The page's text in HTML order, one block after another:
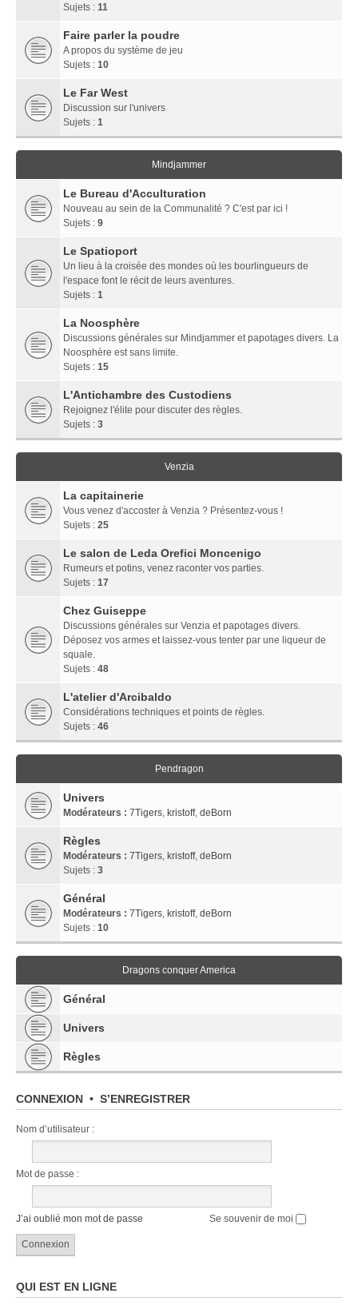
Sujets : 11
Faire parler la poudre
A propos du système de jeu
Sujets : 10
Le Far West
Discussion sur l'univers
Sujets : 1
Mindjammer
Le Bureau d'Acculturation
Nouveau au sein de la Communalité ? C'est par ici !
Sujets : 9
Le Spatioport
Un lieu à la croisée des mondes où les bourlingueurs de
l'espace font le récit de leurs aventures.
Sujets : 1
La Noosphère
Discussions générales sur Mindjammer et papotages divers. La
Noosphère est sans limite.
Sujets : 15
L'Antichambre des Custodiens
Rejoignez l'élite pour discuter des règles.
Sujets : 3
Venzia
La capitainerie
Vous venez d'accoster à Venzia ? Présentez-vous !
Sujets : 25
Le salon de Leda Orefici Moncenigo
Rumeurs et potins, venez raconter vos parties.
Sujets : 17
Chez Guiseppe
Discussions générales sur Venzia et papotages divers.
Déposez vos armes et laissez-vous tenter par une liqueur de
squale.
Sujets : 48
L'atelier d'Arcibaldo
Considérations techniques et points de règles.
Sujets : 46
Pendragon
Univers
Modérateurs : 7Tigers, kristoff, deBorn
Règles
Modérateurs : 7Tigers, kristoff, deBorn
Sujets : 3
Général
Modérateurs : 7Tigers, kristoff, deBorn
Sujets : 10
Dragons conquer America
Général
Univers
Règles
CONNEXION • S’ENREGISTRER
Nom d’utilisateur :
Mot de passe :
J’ai oublié mon mot de passe Se souvenir de moi
QUI EST EN LIGNE